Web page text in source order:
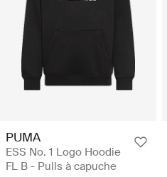
PUMA
ESS No. 1 Logo Hoodie
FL B - Pulls à capuche